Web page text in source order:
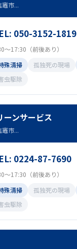
市...
050-3152-1819
～17:30（前後あり）
殊清掃
孤独死の現場
虫駆除
ーンサービス
市...
0224-87-7690
～17:30（前後あり）
殊清掃
孤独死の現場
虫駆除